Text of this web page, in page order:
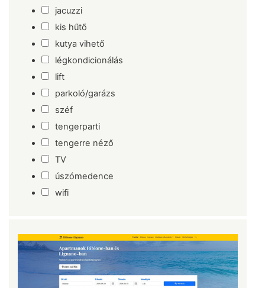
jacuzzi
kis hűtő
kutya vihető
légkondicionálás
lift
parkoló/garázs
széf
tengerparti
tengerre néző
TV
úszómedence
wifi